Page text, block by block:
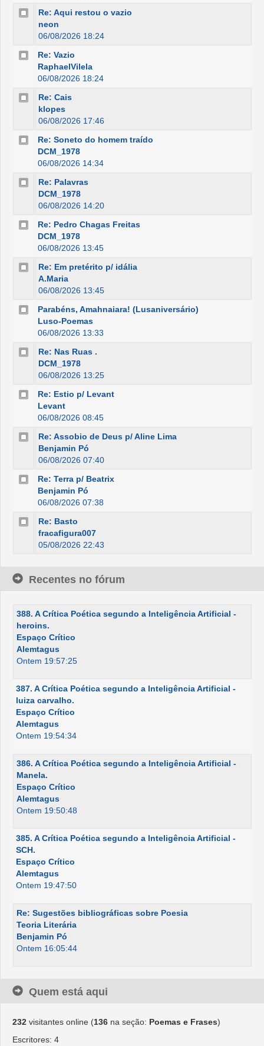
Re: Aqui restou o vazio
neon
06/08/2026 18:24
Re: Vazio
RaphaelVilela
06/08/2026 18:24
Re: Cais
klopes
06/08/2026 17:46
Re: Soneto do homem traído
DCM_1978
06/08/2026 14:34
Re: Palavras
DCM_1978
06/08/2026 14:20
Re: Pedro Chagas Freitas
DCM_1978
06/08/2026 13:45
Re: Em pretérito p/ idália
A.Maria
06/08/2026 13:45
Parabéns, Amahnaiara! (Lusaniversário)
Luso-Poemas
06/08/2026 13:33
Re: Nas Ruas .
DCM_1978
06/08/2026 13:25
Re: Estio p/ Levant
Levant
06/08/2026 08:45
Re: Assobio de Deus p/ Aline Lima
Benjamin Pó
06/08/2026 07:40
Re: Terra p/ Beatrix
Benjamin Pó
06/08/2026 07:38
Re: Basto
fracafigura007
05/08/2026 22:43
Recentes no fórum
388. A Crítica Poética segundo a Inteligência Artificial -
heroins.
Espaço Crítico
Alemtagus
Ontem 19:57:25
387. A Crítica Poética segundo a Inteligência Artificial -
luiza carvalho.
Espaço Crítico
Alemtagus
Ontem 19:54:34
386. A Crítica Poética segundo a Inteligência Artificial -
Manela.
Espaço Crítico
Alemtagus
Ontem 19:50:48
385. A Crítica Poética segundo a Inteligência Artificial -
SCH.
Espaço Crítico
Alemtagus
Ontem 19:47:50
Re: Sugestões bibliográficas sobre Poesia
Teoria Literária
Benjamin Pó
Ontem 16:05:44
Quem está aqui
232 visitantes online (136 na seção: Poemas e Frases)
Escritores: 4